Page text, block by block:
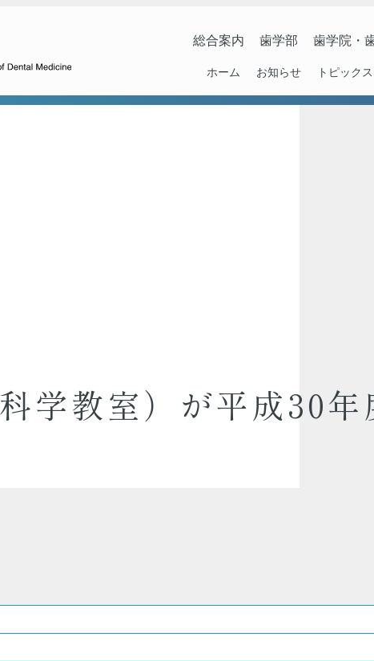
総合案内 ⻭学部 歯学院・
ホーム お知らせ トピックス
学教室）が平成30